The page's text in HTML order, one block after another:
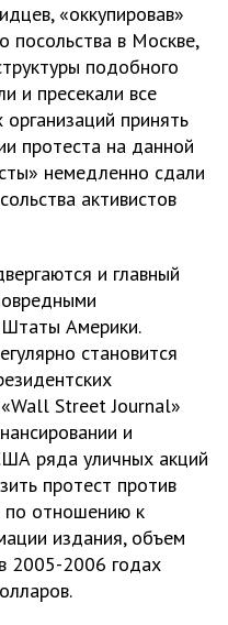
«оккупировав»
посольства в Москве,
подобного
и пресекали все
принять
протеста на данной
немедленно сдали
активистов
и главный
Америки.
становится
Street Journal»
и
ряда уличных акций
протест против
по отношению к
издания, объем
2005-2006 годах